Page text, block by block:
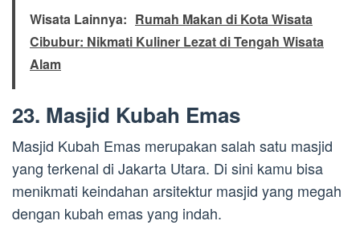
Wisata Lainnya: Rumah Makan di Kota Wisata
Cibubur: Nikmati Kuliner Lezat di Tengah Wisata
Alam
23. Masjid Kubah Emas
Masjid Kubah Emas merupakan salah satu masjid
yang terkenal di Jakarta Utara. Di sini kamu bisa
menikmati keindahan arsitektur masjid yang megah
dengan kubah emas yang indah.